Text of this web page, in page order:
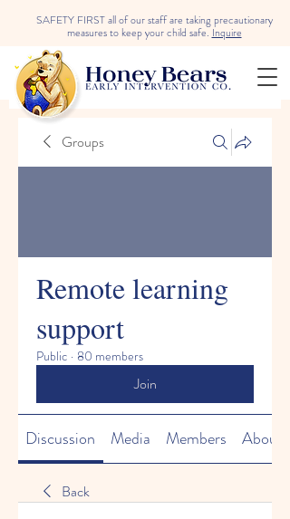
SAFETY FIRST all of our staff are taking precautionary
measures to keep your child safe.Inquire
Groups
Remote learning
support
Public · 80 members
Join
Discussion Media Members About
Back